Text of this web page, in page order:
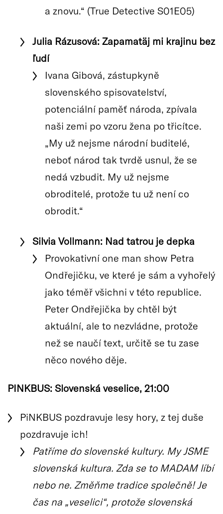
a znovu.“ (True Detective S01E05)
Julia Rázusová: Zapamatäj mi krajinu bez
ľudí
Ivana Gibová, zástupkyně
slovenského spisovatelství,
potenciální paměť národa, zpívala
naši zemi po vzoru žena po třicítce.
„My už nejsme národní buditelé,
neboť národ tak tvrdě usnul, že se
nedá vzbudit. My už nejsme
obroditelé, protože tu už není co
obrodit.“
Silvia Vollmann: Nad tatrou je depka
Provokativní one man show Petra
Ondřejičku, ve které je sám a vyhořelý
jako téměř všichni v této republice.
Peter Ondřejička by chtěl být
aktuální, ale to nezvládne, protože
než se naučí text, určitě se tu zase
něco nového děje.
PINKBUS: Slovenská veselice, 21:00
PiNKBUS pozdravuje lesy hory, z tej duše
pozdravuje ich!
Patříme do slovenské kultury. My JSME
slovenská kultura. Zda se to MADAM líbí
nebo ne. Změňme tradice společně! Je
čas na „veselici“, protože slovenská